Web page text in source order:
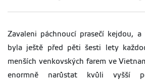
Zavaleni páchnoucí prasečí kejdou,
byla ještě před pěti šesti lety
menších venkovských farem ve
enormně narůstat kvůli vyšší